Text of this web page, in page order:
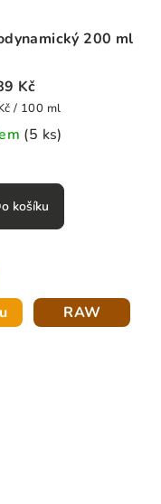
200 ml
Kč
/ 100 ml
(5 ks)
hodnocení
produktu
je
5
hvězdiček.
košíku
RAW